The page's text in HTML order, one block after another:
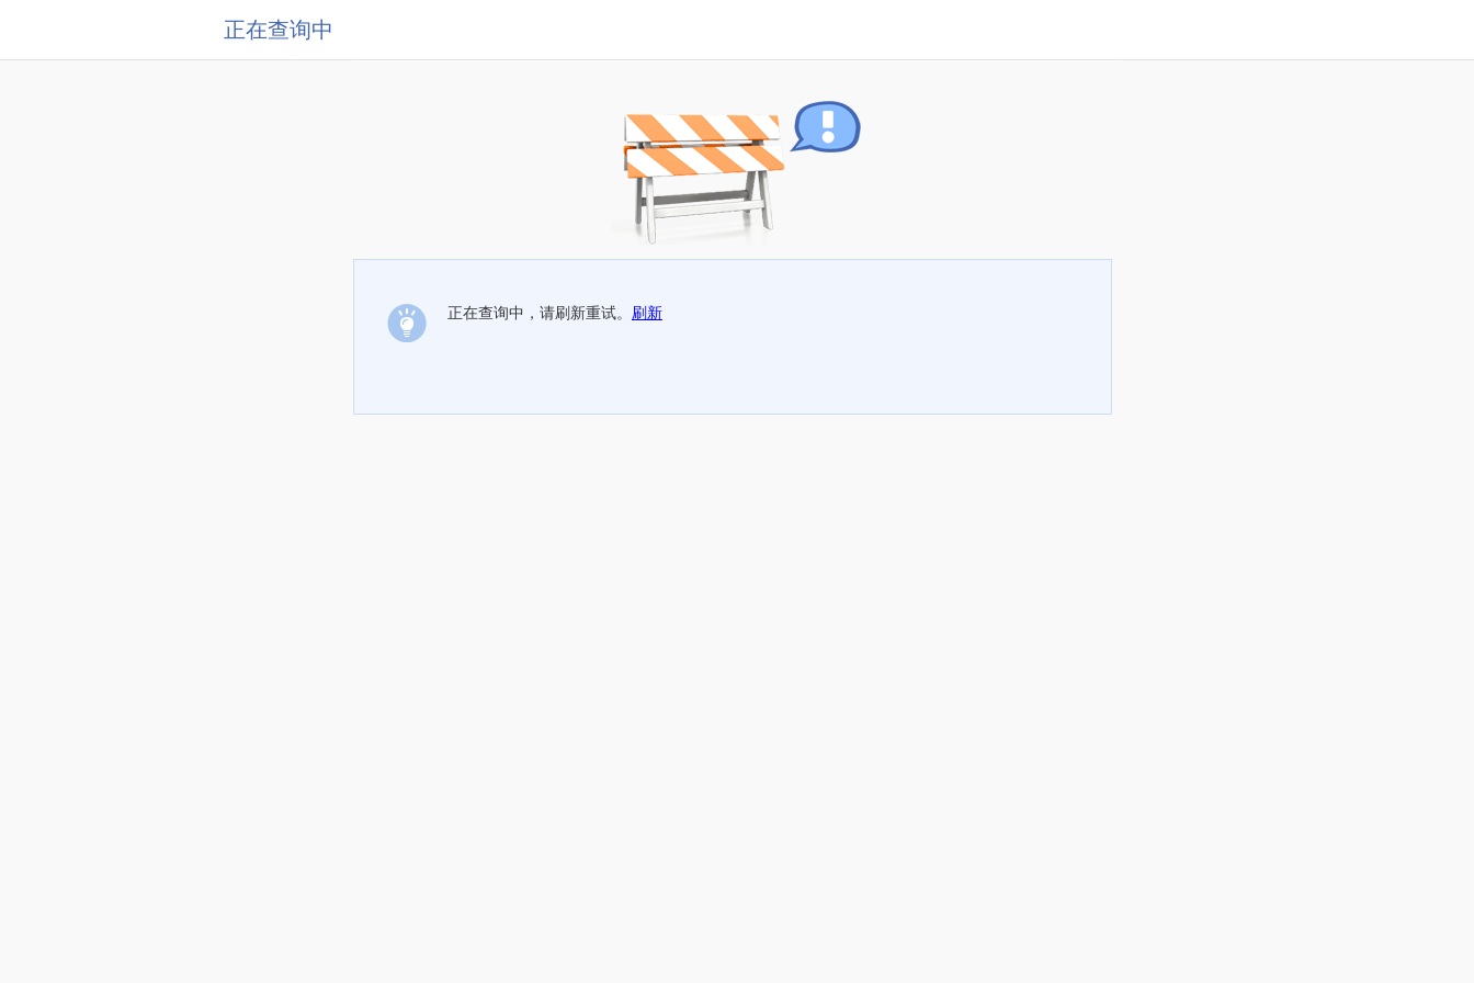
正在查询中
正在查询中，请刷新重试。 刷新